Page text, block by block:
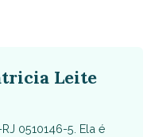
Leite
0510146-5. Ela é